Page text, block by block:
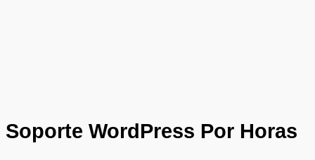
Soporte WordPress Por Horas